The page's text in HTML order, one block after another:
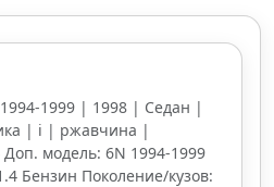
1999 | 1998 | Седан |
| i | ржавчина |
модель: 6N 1994-1999
Бензин Поколение/кузов: